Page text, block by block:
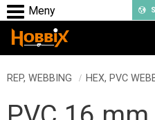
Meny
REP, WEBBING HEX, PVC